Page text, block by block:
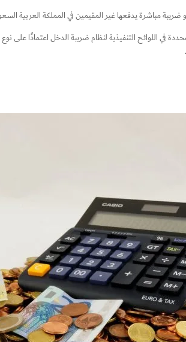
ضريبة مباشرة يدفعها غير المقيمين في المملكة العربية
في اللوائح التنفيذية لنظام ضريبة الدخل اعتمادًا على